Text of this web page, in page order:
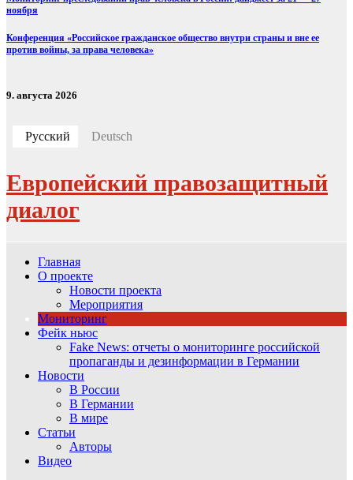
ноября
Конференция «Российское гражданское общество внутри страны и вне ее
против войны, за права человека»
9. августа 2026
Русский Deutsch
Европейский правозащитный
диалог
Главная
О проекте
Новости проекта
Мероприятия
Мониторинг
Фейк ньюс
Fake News: отчеты о мониторинге российской
пропаганды и дезинформации в Германии
Новости
В России
В Германии
В мире
Статьи
Авторы
Видео